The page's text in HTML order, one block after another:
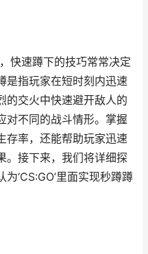
快速蹲下的技巧常常决定
是指玩家在短时刻内迅速
的交火中快速避开敌人的
对不同的战斗情形。掌握
存率，还能帮助玩家迅速
。接下来，我们将详细探
‘CS:GO’里面实现秒蹲蹲